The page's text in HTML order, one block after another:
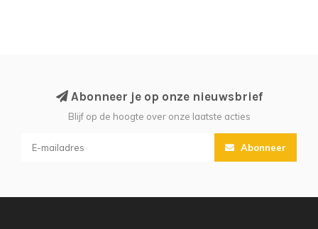
Abonneer je op onze nieuwsbrief
Blijf op de hoogte over onze laatste acties
Abonneer